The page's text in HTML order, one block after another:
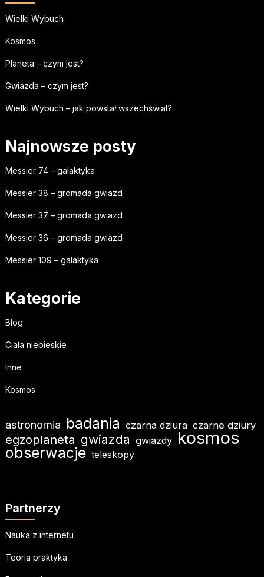
Wielki Wybuch
Kosmos
Planeta – czym jest?
Gwiazda – czym jest?
Wielki Wybuch – jak powstał wszechświat?
Najnowsze posty
Messier 74 – galaktyka
Messier 38 – gromada gwiazd
Messier 37 – gromada gwiazd
Messier 36 – gromada gwiazd
Messier 109 – galaktyka
Kategorie
Blog
Ciała niebieskie
Inne
Kosmos
astronomia badania czarna dziura czarne dziury
egzoplaneta gwiazda gwiazdy kosmos
obserwacje teleskopy
Partnerzy
Nauka z internetu
Teoria praktyka